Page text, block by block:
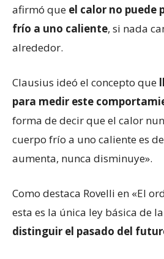
afirmó que el calor no puede
frío a uno caliente, si nada
alrededor.
Clausius ideó el concepto que
para medir este
forma de decir que el calor
cuerpo frío a uno caliente es
aumenta, nunca disminuye».
Como destaca Rovelli en «El
esta es la única ley básica de
distinguir el pasado del